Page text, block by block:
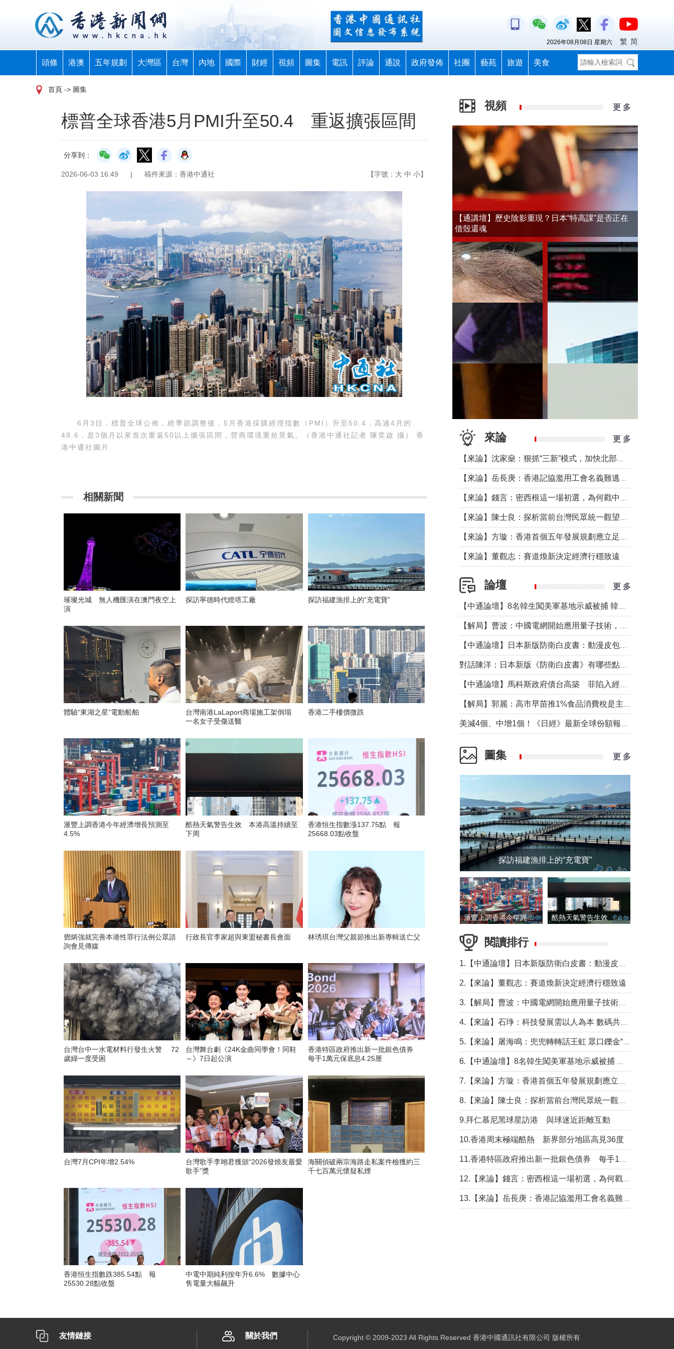
頭條 港澳 五年規劃 大灣區 台灣 內地 國際 財經 視頻 圖集 電訊 評論 通說 政府發佈 社團 藝苑 旅遊 美食
2026年08月08日 星期六 繁 简
首頁 -> 圖集
標普全球香港5月PMI升至50.4 重返擴張區間
分享到：
2026-06-03 16:49 | 稿件來源：香港中通社 【字號： 大 中 小】
6月3日，標普全球公佈，經季節調整後，5月香港採購經理指數（PMI）升至50.4，高過4月的
48.6，是3個月以來首次重返50以上擴張區間，營商環境重拾景氣。（香港中通社記者 陳奕啟 攝） 香
港中通社圖片
相關新聞
璀璨光城 無人機匯演在澳門夜空上
演
探訪寧德時代燈塔工廠 探訪福建漁排上的“充電寶”
體驗“東湖之星”電動船舶
台灣南港LaLaport商場施工架倒塌
一名女子受傷送醫
香港二手樓價微跌
滙豐上調香港今年經濟增長預測至
4.5%
酷熱天氣警告生效 本港高溫持續至
下周
香港恒生指數漲137.75點 報
25668.03點收盤
鄧炳強就完善本港性罪行法例公眾諮
詢會見傳媒
行政長官李家超與東盟秘書長會面 林琇琪台灣父親節推出新專輯送亡父
台灣台中一水電材料行發生火警 72
歲婦一度受困
台灣舞台劇《24K金曲同學會！同鞋
～》7日起公演
香港特區政府推出新一批銀色債券
每手1萬元保底息4.25厘
台灣7月CPI年增2.54%
台灣歌手李翊君獲頒“2026發燒友最愛
歌手”獎
海關偵破兩宗海路走私案件檢獲約三
千七百萬元懷疑私煙
香港恒生指數跌385.54點 報
25530.28點收盤
中電中期純利按年升6.6% 數據中心
售電量大幅飆升
視頻 更 多
【通講壇】歷史陰影重現？日本“特高課”是否正在
借殼還魂
來論 更 多
【來論】董觀志：賽道煥新決定經濟行穩致遠
論壇 更 多
圖集 更 多
探訪福建漁排上的“充電寶”
滙豐上調香港今年經濟增長預測至4.5% 酷熱天氣警告生效 本港高溫持續至下周
閱讀排行
2.【來論】董觀志：賽道煥新決定經濟行穩致遠
9.拜仁慕尼黑球星訪港 與球迷近距離互動
10.香港周末極端酷熱 新界部分地區高見36度
友情鏈接 關於我們 Copyright © 2009-2023 All Rights Reserved 香港中國通訊社有限公司 版權所有